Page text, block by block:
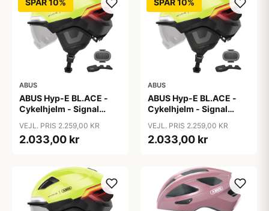
ABUS
ABUS Hyp-E BL.ACE -
Cykelhjelm - Signal
VEJL. PRIS 2.259,00 KR
2.033,00 kr
ABUS
ABUS Hyp-E BL.ACE -
Cykelhjelm - Signal
cm
VEJL. PRIS 2.259,00 KR
2.033,00 kr